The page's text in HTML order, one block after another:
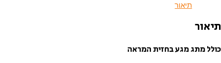
תיאור
תיאור
כולל מתג מגע בחזית המראה